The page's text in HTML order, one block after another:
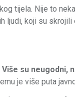
tijela. Nije to
ljudi, koji su skrojili
Više su neugodni,
je više puta